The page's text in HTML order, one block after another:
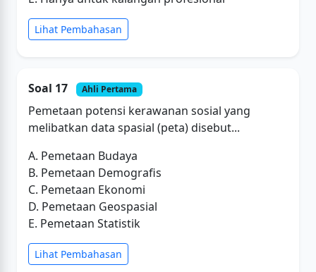
Lihat Pembahasan
Soal 17 Ahli Pertama
Pemetaan potensi kerawanan sosial yang
melibatkan data spasial (peta) disebut...
A. Pemetaan Budaya
B. Pemetaan Demografis
C. Pemetaan Ekonomi
D. Pemetaan Geospasial
E. Pemetaan Statistik
Lihat Pembahasan